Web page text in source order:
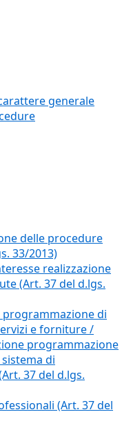
generale
delle procedure
33/2013)
realizzazione
(Art. 37 del d.lgs.
di
e forniture /
programmazione
di
37 del d.lgs.
(Art. 37 del